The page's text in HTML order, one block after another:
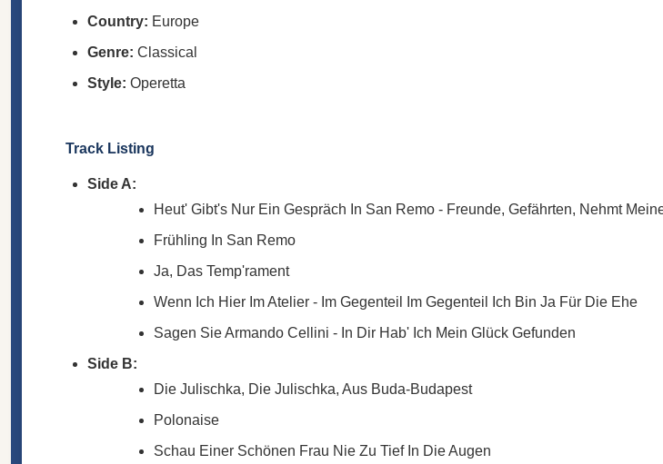
Country: Europe
Genre: Classical
Style: Operetta
Track Listing
Side A:
Heut' Gibt's Nur Ein Gespräch In San Remo - Freunde, Gefährten, Nehmt
Frühling In San Remo
Ja, Das Temp'rament
Wenn Ich Hier Im Atelier - Im Gegenteil Im Gegenteil Ich Bin Ja Für Die Ehe
Sagen Sie Armando Cellini - In Dir Hab' Ich Mein Glück Gefunden
Side B:
Die Julischka, Die Julischka, Aus Buda-Budapest
Polonaise
Schau Einer Schönen Frau Nie Zu Tief In Die Augen